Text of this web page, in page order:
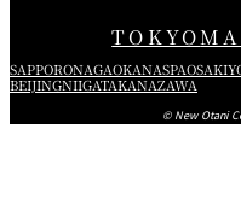
TOKYO
SAPPORONAGAOKANASPAOSAKI
BEIJINGNIIGATAKANAZAWA
© New Otani